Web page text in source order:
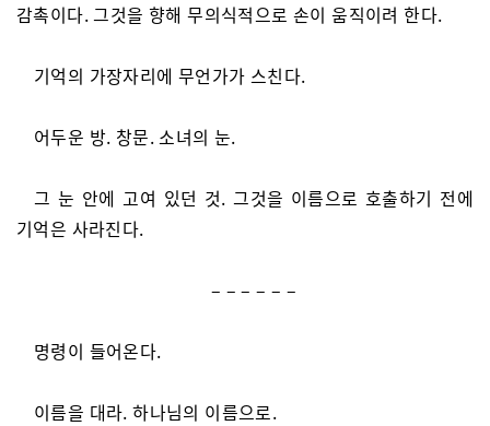
감촉이다. 그것을 향해 무의식적으로 손이 움직이려 한다.
기억의 가장자리에 무언가가 스친다.
어두운 방. 창문. 소녀의 눈.
그 눈 안에 고여 있던 것. 그것을 이름으로 호출하기 전에
기억은 사라진다.
– – – – – –
명령이 들어온다.
이름을 대라. 하나님의 이름으로.